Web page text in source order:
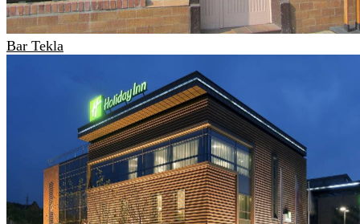
Bar Tekla